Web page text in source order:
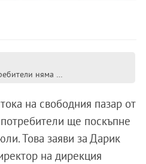
Токът за битови потребители няма да поскъпва, засега
на свободния пазар от
ще поскъпне
Това заяви за Дарик
на дирекция